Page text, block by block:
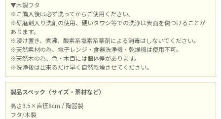
▼木製フタ
※ご購入後は必ず洗ってからご使用ください。
※研磨剤入り洗剤の使用、硬いタワシ等での洗浄は表面を傷つけることが
あります。
※浸け置き、煮沸、酸素系塩素系薬剤による消毒はしないでください。
※天然素材の為、電子レンジ・食器洗浄機・乾燥機は使用不可。
※天然木の為、色・木目には個体差があります。
※洗浄後は出来るだけ早く自然乾燥させてください。
製品スペック（サイズ・素材など）
高さ9.5×直径8cm / 陶器製
フタ/木製